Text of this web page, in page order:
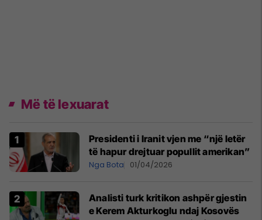
Më të lexuarat
Presidenti i Iranit vjen me “një letër
të hapur drejtuar popullit amerikan”
Nga Bota 01/04/2026
Analisti turk kritikon ashpër gjestin
e Kerem Akturkoglu ndaj Kosovës